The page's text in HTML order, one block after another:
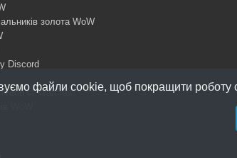
золота WoW
Discord
World of Warcraft
файли cookie, щоб покращити роботу